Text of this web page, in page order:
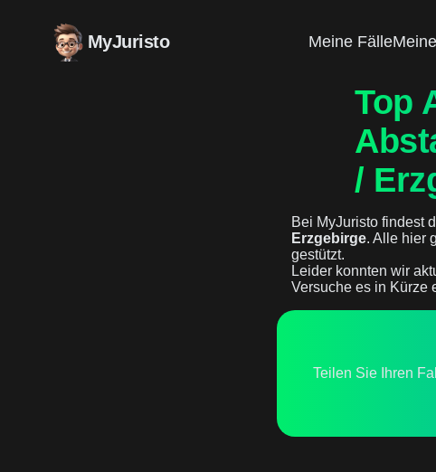
MyJuristo Meine Fälle
Top
/
Bei MyJuristo findest
Erzgebirge. Alle hier
gestützt.
Leider konnten wir
Versuche es in Kürze
Teilen Sie Ihren